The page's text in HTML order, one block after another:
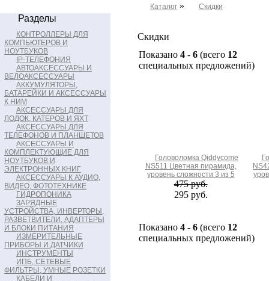
Каталог » Скидки
Разделы
КОНТРОЛЛЕРЫ ДЛЯ
КОМПЬЮТЕРОВ И
НОУТБУКОВ
IP-ТЕЛЕФОНИЯ
АВТОАКСЕССУАРЫ И
ВЕЛОАКСЕССУАРЫ
АККУМУЛЯТОРЫ,
БАТАРЕЙКИ И АКСЕССУАРЫ
К НИМ
АКСЕССУАРЫ ДЛЯ
ЛОДОК, КАТЕРОВ И ЯХТ
АКСЕССУАРЫ ДЛЯ
ТЕЛЕФОНОВ И ПЛАНШЕТОВ
АКСЕССУАРЫ И
КОМПЛЕКТУЮЩИЕ ДЛЯ
НОУТБУКОВ И
ЭЛЕКТРОННЫХ КНИГ
АКСЕССУАРЫ К АУДИО,
ВИДЕО, ФОТОТЕХНИКЕ
ГИДРОПОНИКА
ЗАРЯДНЫЕ
УСТРОЙСТВА, ИНВЕРТОРЫ,
РАЗВЕТВИТЕЛИ, АДАПТЕРЫ
И БЛОКИ ПИТАНИЯ
ИЗМЕРИТЕЛЬНЫЕ
ПРИБОРЫ И ДАТЧИКИ
ИНСТРУМЕНТЫ
ИПБ, СЕТЕВЫЕ
ФИЛЬТРЫ, УМНЫЕ РОЗЕТКИ
КАБЕЛИ И
Скидки
Показано 4 - 6 (всего 12
специальных предложений)
Головоломка Qiddycome
NS511 Цветная пирамида,
уровень сложности 3 из 5
475 руб.
295 руб.
Показано 4 - 6 (всего 12
специальных предложений)